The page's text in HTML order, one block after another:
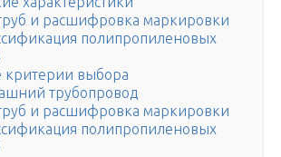
и расшифровка маркировки
полипропиленовых
выбора
трубопровод
и расшифровка маркировки
полипропиленовых